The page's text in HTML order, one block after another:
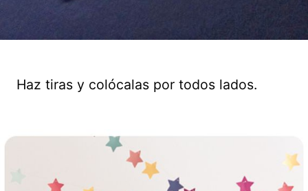
Haz tiras y colócalas por todos lados.